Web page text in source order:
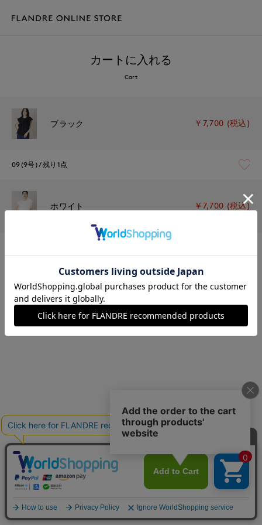
カートに入れる
Cart
ブラック ￥7,700 (税込)
09(9号) 残り1点
ホワイト ￥7,700 (税込)